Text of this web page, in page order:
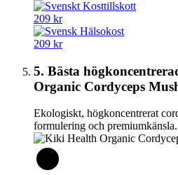
209 kr
209 kr
5. Bästa
Organic Cordyceps
Ekologiskt, högkoncentrerat
formulering och premiumkänsla.